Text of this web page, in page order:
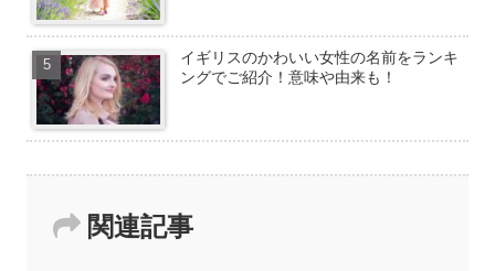
イギリスのかわいい女性の名前をランキ
ングでご紹介！意味や由来も！
関連記事